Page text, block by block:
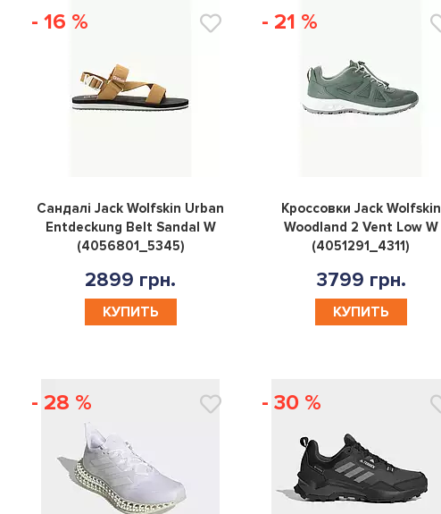
- 16 %
0
Сандалі Jack Wolfskin Urban
Entdeckung Belt Sandal W
(4056801_5345)
2899 грн.
КУПИТЬ
- 21 %
0
Кроссовки Jack Wolfskin
Woodland 2 Vent Low W
(4051291_4311)
3799 грн.
КУПИТЬ
- 28 % - 30 %